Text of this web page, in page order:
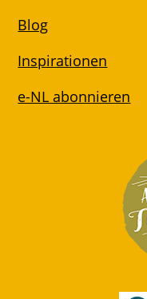
Blog
Inspirationen
e-NL abonnieren